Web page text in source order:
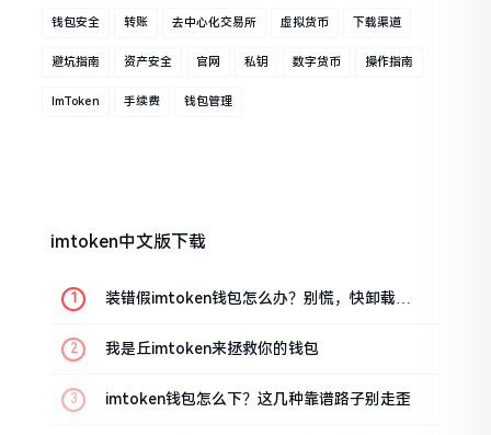
钱包安全 转账 去中心化交易所 虚拟货币 下载渠道
避坑指南 资产安全 官网 私钥 数字货币 操作指南
ImToken 手续费 钱包管理
imtoken中文版下载
装错假imtoken钱包怎么办？别慌，快卸载，
我是丘imtoken来拯救你的钱包
imtoken钱包怎么下？这几种靠谱路子别走歪